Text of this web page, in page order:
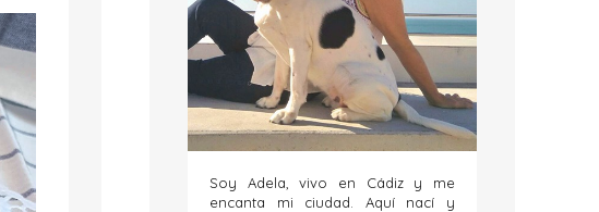
Soy Adela, vivo en Cádiz y me
encanta mi ciudad. Aquí nací y